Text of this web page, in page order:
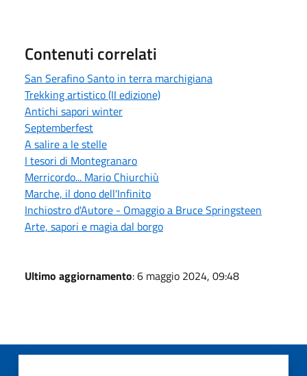
Contenuti correlati
San Serafino Santo in terra marchigiana
Trekking artistico (II edizione)
Antichi sapori winter
Septemberfest
A salire a le stelle
I tesori di Montegranaro
Merricordo... Mario Chiurchiù
Marche, il dono dell'Infinito
Inchiostro d'Autore - Omaggio a Bruce Springsteen
Arte, sapori e magia dal borgo
Ultimo aggiornamento: 6 maggio 2024, 09:48